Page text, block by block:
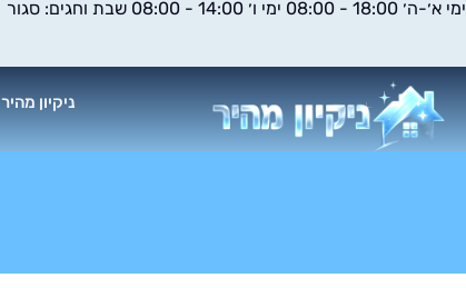
דילוג
ימי א׳-ה׳ 18:00 - 08:00 ימי ו׳ 14:00 - 08:00 שבת וחגים: סגור
ניקיון מהיר